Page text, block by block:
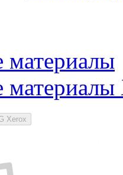
материалы
Xerox